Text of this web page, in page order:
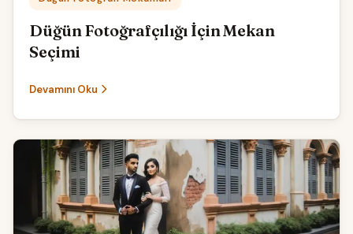
Düğün Fotoğrafçılığı İçin Mekan
Seçimi
Devamını Oku